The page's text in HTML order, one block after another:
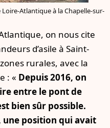
Atlantique à la Chapelle-sur-
on nous cite
d’asile à Saint-
rurales, avec la
: « Depuis 2016, on
entre le pont de
bien sûr possible.
une position qui avait